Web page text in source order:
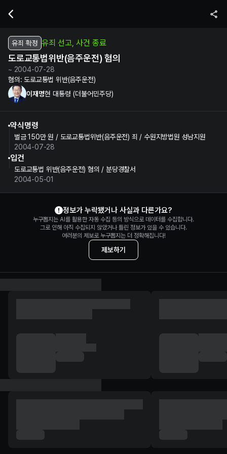
유죄 확정 유죄 선고, 사건 종료
도로교통법위반(음주운전) 혐의
~ 2004-07-28
혐의: 도로교통법 위반(음주운전)
이재명현 대통령 (더불어민주당)
약식명령
벌금 150만 원 / 도로교통법위반(음주운전) 죄 / 수원지방법원 성남지원
2004-07-28
입건
도로교통법 위반(음주운전) 혐의 / 분당경찰서
2004-05-01
정보가 누락됐거나 사실과 다른가요?
누구뽑지는 AI를 활용한 자동 수집 등의 방식으로 데이터를 수집합니다.
그로 인해 아직 수집되지 않았거나 틀린 정보가 있을 수 있습니다.
여러분의 제보로 누구뽑지는 더 정확해집니다!
제보하기